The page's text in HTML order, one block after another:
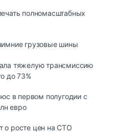
полномасштабных
грузовые шины
тяжелую трансмиссию
до 73%
в первом полугодии с
евро
о росте цен на СТО